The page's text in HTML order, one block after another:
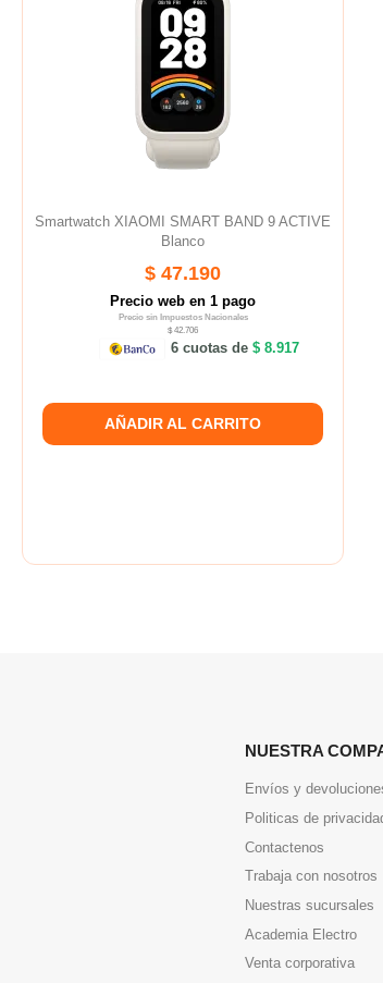
Smartwatch XIAOMI SMART BAND 9 ACTIVE
Blanco
$ 47.190
Precio web en 1 pago
Precio sin Impuestos Nacionales
$ 42.706
6 cuotas de $ 8.917
AÑADIR AL CARRITO
NUESTRA
Envíos y
Politicas de
Contactenos
Trabaja con nosotros
Nuestras sucursales
Academia Electro
Venta corporativa